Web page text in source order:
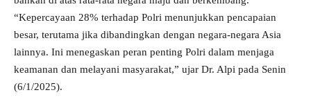
“Kepercayaan 28% terhadap Polri menunjukkan pencapaian
besar, terutama jika dibandingkan dengan negara-negara Asia
lainnya. Ini menegaskan peran penting Polri dalam menjaga
keamanan dan melayani masyarakat,” ujar Dr. Alpi pada Senin
(6/1/2025).